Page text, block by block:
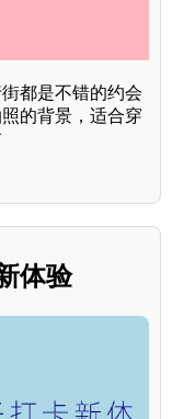
都是不错的约会
的背景，适合穿
体验